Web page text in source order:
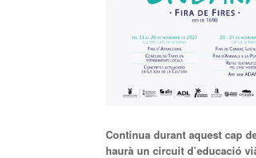
Continua durant aquest cap
haurà un circuit d’educació